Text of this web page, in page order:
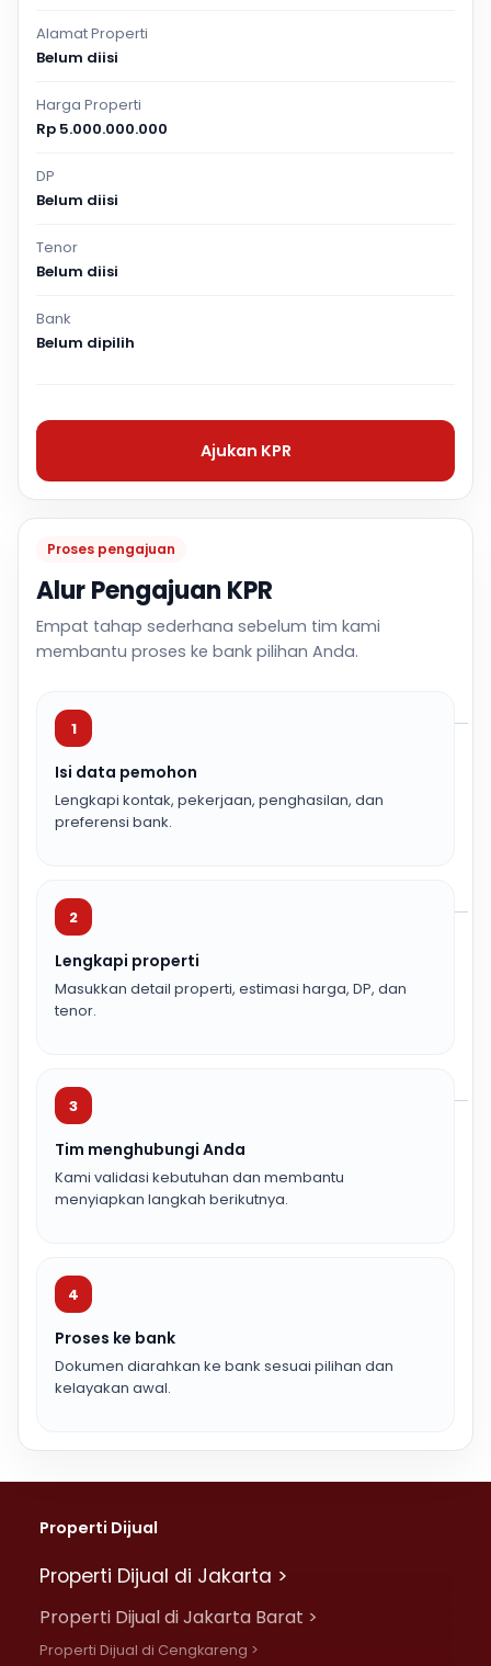
Proses pengajuan
Alur Pengajuan KPR
Empat tahap sederhana sebelum tim kami
membantu proses ke bank pilihan Anda.
1
Isi data pemohon
Lengkapi kontak, pekerjaan, penghasilan, dan
preferensi bank.
2
Lengkapi properti
Masukkan detail properti, estimasi harga, DP, dan
tenor.
3
Tim menghubungi Anda
Kami validasi kebutuhan dan membantu
menyiapkan langkah berikutnya.
4
Proses ke bank
Dokumen diarahkan ke bank sesuai pilihan dan
kelayakan awal.
Alamat Properti
Belum diisi
Harga Properti
Rp 5.000.000.000
DP
Belum diisi
Tenor
Belum diisi
Bank
Belum dipilih
Ajukan KPR
Properti Dijual
Properti Dijual di Jakarta >
Properti Dijual di Jakarta Barat >
Properti Dijual di Cengkareng >